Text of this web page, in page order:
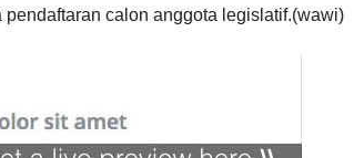
calon anggota legislatif.(wawi)